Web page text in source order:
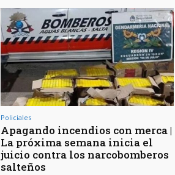
Policiales
Apagando incendios con merca |
La próxima semana inicia el
juicio contra los narcobomberos
salteños